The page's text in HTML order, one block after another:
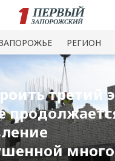
РЕГИОН
третий